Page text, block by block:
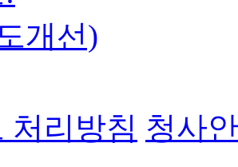
개선)
처리방침 청사